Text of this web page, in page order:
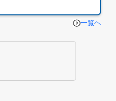
一覧ヘ